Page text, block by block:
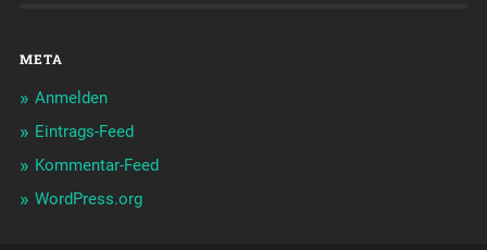
META
Anmelden
Eintrags-Feed
Kommentar-Feed
WordPress.org